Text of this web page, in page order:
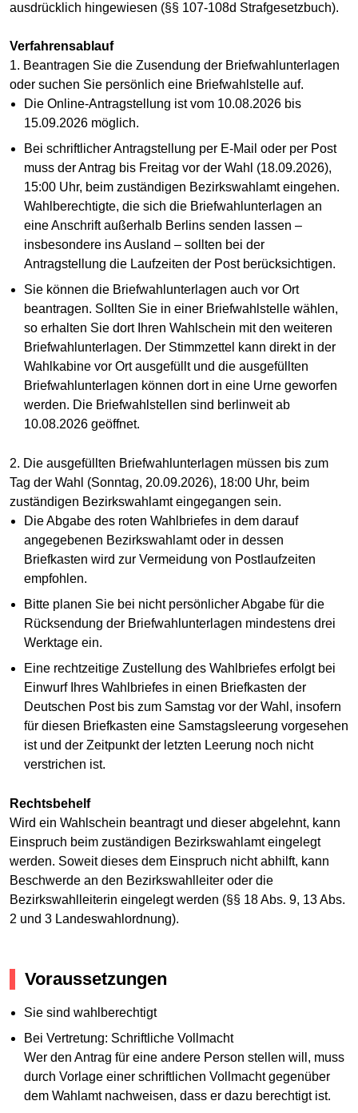
ausdrücklich hingewiesen (§§ 107-108d Strafgesetzbuch).
Verfahrensablauf
1. Beantragen Sie die Zusendung der Briefwahlunterlagen
oder suchen Sie persönlich eine Briefwahlstelle auf.
Die Online-Antragstellung ist vom 10.08.2026 bis
15.09.2026 möglich.
Bei schriftlicher Antragstellung per E-Mail oder per Post
muss der Antrag bis Freitag vor der Wahl (18.09.2026),
15:00 Uhr, beim zuständigen Bezirkswahlamt eingehen.
Wahlberechtigte, die sich die Briefwahlunterlagen an
eine Anschrift außerhalb Berlins senden lassen –
insbesondere ins Ausland – sollten bei der
Antragstellung die Laufzeiten der Post berücksichtigen.
Sie können die Briefwahlunterlagen auch vor Ort
beantragen. Sollten Sie in einer Briefwahlstelle wählen,
so erhalten Sie dort Ihren Wahlschein mit den weiteren
Briefwahlunterlagen. Der Stimmzettel kann direkt in der
Wahlkabine vor Ort ausgefüllt und die ausgefüllten
Briefwahlunterlagen können dort in eine Urne geworfen
werden. Die Briefwahlstellen sind berlinweit ab
10.08.2026 geöffnet.
2. Die ausgefüllten Briefwahlunterlagen müssen bis zum
Tag der Wahl (Sonntag, 20.09.2026), 18:00 Uhr, beim
zuständigen Bezirkswahlamt eingegangen sein.
Die Abgabe des roten Wahlbriefes in dem darauf
angegebenen Bezirkswahlamt oder in dessen
Briefkasten wird zur Vermeidung von Postlaufzeiten
empfohlen.
Bitte planen Sie bei nicht persönlicher Abgabe für die
Rücksendung der Briefwahlunterlagen mindestens drei
Werktage ein.
Eine rechtzeitige Zustellung des Wahlbriefes erfolgt bei
Einwurf Ihres Wahlbriefes in einen Briefkasten der
Deutschen Post bis zum Samstag vor der Wahl, insofern
für diesen Briefkasten eine Samstagsleerung vorgesehen
ist und der Zeitpunkt der letzten Leerung noch nicht
verstrichen ist.
Rechtsbehelf
Wird ein Wahlschein beantragt und dieser abgelehnt, kann
Einspruch beim zuständigen Bezirkswahlamt eingelegt
werden. Soweit dieses dem Einspruch nicht abhilft, kann
Beschwerde an den Bezirkswahlleiter oder die
Bezirkswahlleiterin eingelegt werden (§§ 18 Abs. 9, 13 Abs.
2 und 3 Landeswahlordnung).
Voraussetzungen
Sie sind wahlberechtigt
Bei Vertretung: Schriftliche Vollmacht
Wer den Antrag für eine andere Person stellen will, muss
durch Vorlage einer schriftlichen Vollmacht gegenüber
dem Wahlamt nachweisen, dass er dazu berechtigt ist.